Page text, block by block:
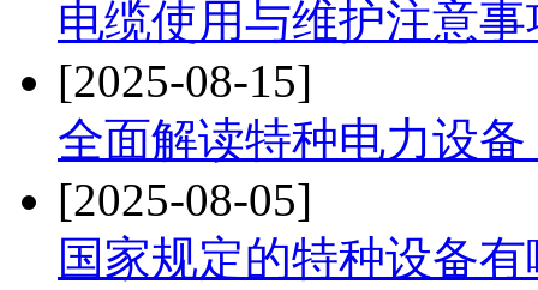
电缆使用与维护注意事
[2025-08-15]
全面解读特种电力设
[2025-08-05]
国家规定的特种设备